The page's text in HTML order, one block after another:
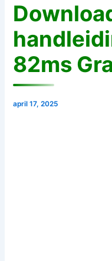
82ms
april 17, 2025